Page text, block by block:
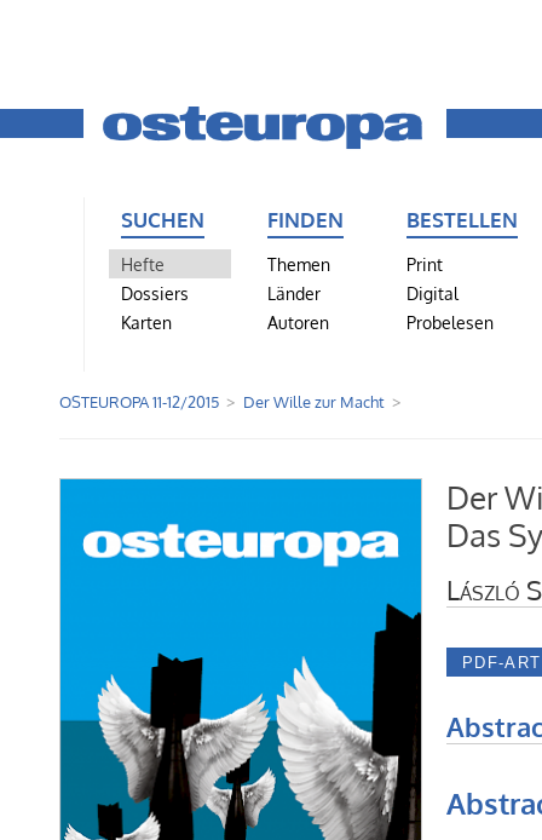
SUCHEN
Hefte
Dossiers
Karten
FINDEN
Themen
Länder
Autoren
BESTELLEN
Print
Digital
Probelesen
OSTEUROPA 11-12/2015 Der Wille zur Macht
Der
Das
László